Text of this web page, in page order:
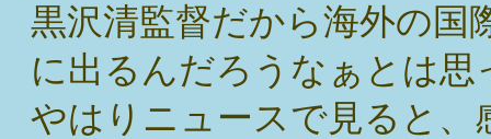
黒沢清監督だから海外の国
に出るんだろうなぁとは思
やはりニュースで見ると、